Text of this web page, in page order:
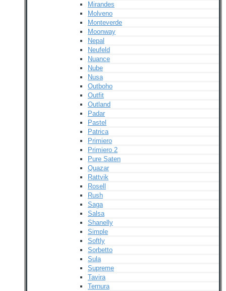
Mirandes
Molveno
Monteverde
Moonway
Nepal
Neufeld
Nuance
Nube
Nusa
Outboho
Outfit
Outland
Padar
Pastel
Patrica
Primiero
Primiero 2
Pure Saten
Quazar
Rattvik
Rosell
Rush
Saga
Salsa
Shanelly
Simple
Softly
Sorbetto
Sula
Supreme
Tavira
Ternura